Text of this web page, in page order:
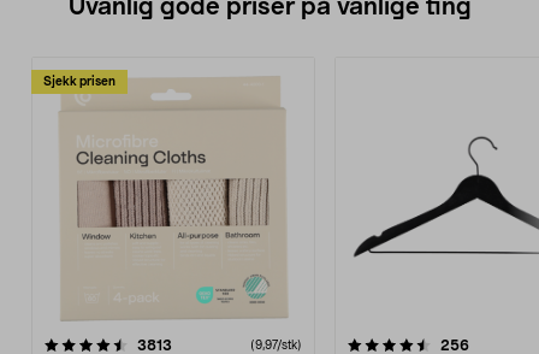
Uvanlig gode priser på vanlige ting
Sjekk prisen
3813 anmeldelser(9,97/stk)
4.5av 5 stjerner 256
4.5av 5 stjerner